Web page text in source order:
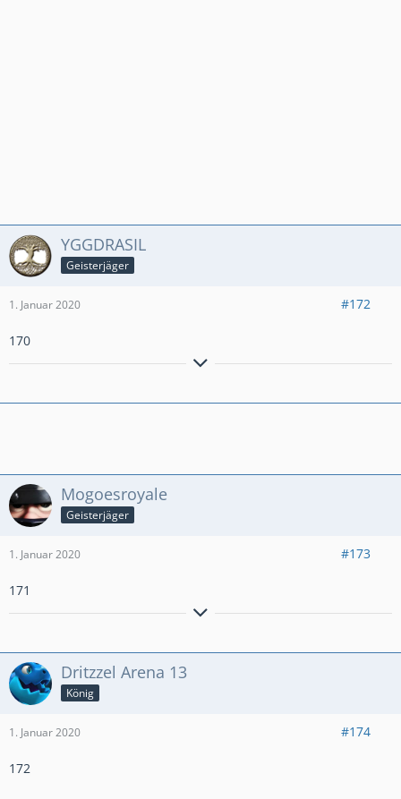
YGGDRASIL
Geisterjäger
1. Januar 2020 #172
170
٩(●̮̮̃•̃)۶Til árs ok friðar– all jenen, die mit uns sind!
٩(×̯×)۶
✧ -----⪻ ✌ 𝔾𝔼ℝ𝕄𝔸ℕ𝔼ℕℍ𝔼ℝℤ #YUJG8R22 ✌⪼-----✧
Mogoesroyale
Geisterjäger
1. Januar 2020 #173
171
Aktiver Clasher aus Hamburg.
PB: Ultimate Champion 1650
Dritzzel Arena 13
König
1. Januar 2020 #174
172